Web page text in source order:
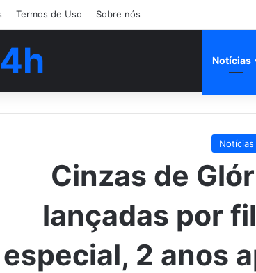
Termos de Uso Sobre nós
Notícias
Notícias
Cinzas de
lançadas por
especial, 2 anos